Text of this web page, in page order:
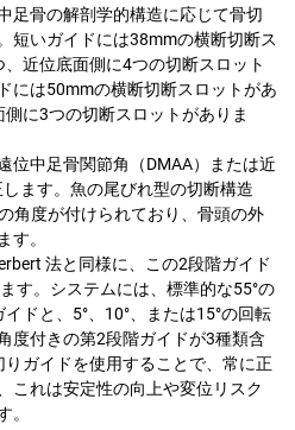
足骨の解剖学的構造に応じて骨切
短いガイドには38mmの横断切断ス
近位底面側に4つの切断スロット
には50mmの横断切断スロットがあ
に3つの切断スロットがありま
位中足骨関節角（DMAA）または近
ます。魚の尾びれ型の切断構造
角度が付けられており、骨頭の外
す。
法と同様に、この2段階ガイド
す。システムには、標準的な55°の
ドと、5°、10°、または15°の回転
度付きの第2段階ガイドが3種類含
りガイドを使用することで、常に正
これは安定性の向上や変位リスク
。